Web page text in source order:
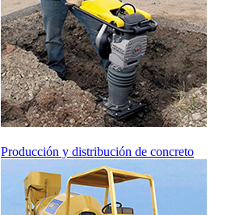
Producción y distribución de concreto